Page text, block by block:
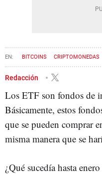
BITCOINS CRIPTOMONEDAS
CONTENIDO PATROCINADO
Redacción
Los ETF son fondos de
Básicamente, estos
que se pueden comprar
misma manera que se
¿Qué sucedía hasta